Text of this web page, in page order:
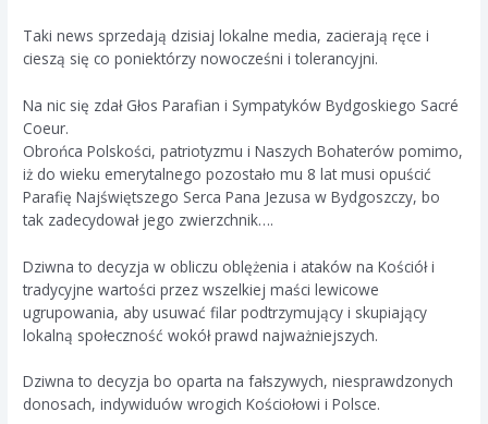
Taki news sprzedają dzisiaj lokalne media, zacierają ręce i
cieszą się co poniektórzy nowocześni i tolerancyjni.
Na nic się zdał Głos Parafian i Sympatyków Bydgoskiego Sacré
Coeur.
Obrońca Polskości, patriotyzmu i Naszych Bohaterów pomimo,
iż do wieku emerytalnego pozostało mu 8 lat musi opuścić
Parafię Najświętszego Serca Pana Jezusa w Bydgoszczy, bo
tak zadecydował jego zwierzchnik….
Dziwna to decyzja w obliczu oblężenia i ataków na Kościół i
tradycyjne wartości przez wszelkiej maści lewicowe
ugrupowania, aby usuwać filar podtrzymujący i skupiający
lokalną społeczność wokół prawd najważniejszych.
Dziwna to decyzja bo oparta na fałszywych, niesprawdzonych
donosach, indywiduów wrogich Kościołowi i Polsce.